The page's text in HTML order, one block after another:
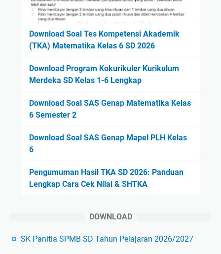
Download Soal Tes Kompetensi Akademik
(TKA) Matematika Kelas 6 SD 2026
Download Program Kokurikuler Kurikulum
Merdeka SD Kelas 1-6 Lengkap
Download Soal SAS Genap Matematika Kelas
6 Semester 2
Download Soal SAS Genap Mapel PLH Kelas
6
Pengumuman Hasil TKA SD 2026: Panduan
Lengkap Cara Cek Nilai & SHTKA
DOWNLOAD
SK Panitia SPMB SD Tahun Pelajaran 2026/2027